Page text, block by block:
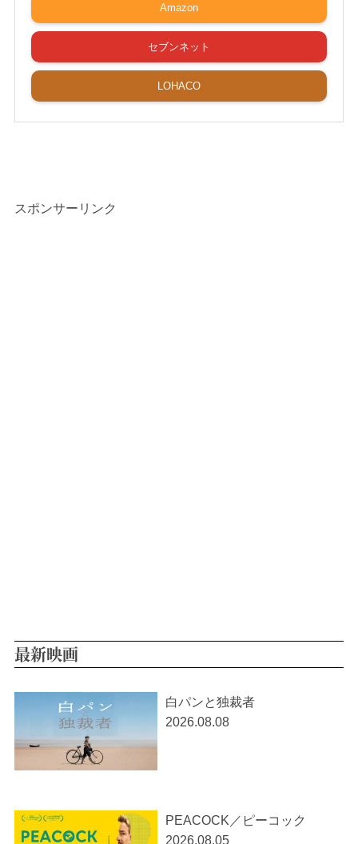
Amazon
セブンネット
LOHACO
スポンサーリンク
最新映画
白パンと独裁者
2026.08.08
PEACOCK／ピーコック
2026.08.05